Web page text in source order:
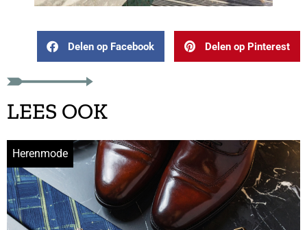
Delen op Facebook Delen op Pinterest
LEES OOK
Herenmode